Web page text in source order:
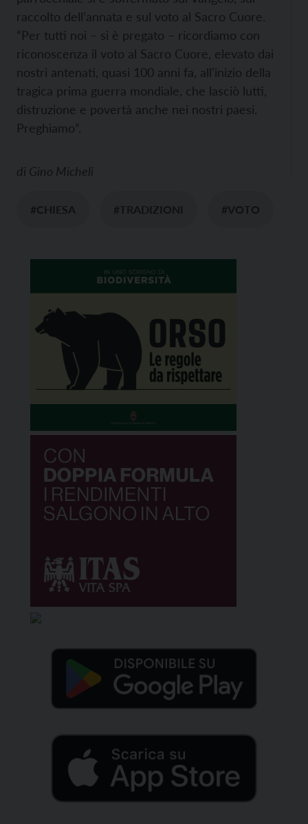
raccolto dell’annata e sul voto al Sacro Cuore.
“Per tutti noi – si è pregato – ricordiamo con
riconoscenza il voto al Sacro Cuore, elevato dai
nostri antenati, quasi 100 anni fa, all’inizio della
tragica prima guerra mondiale, che lasciò lutti,
distruzione e povertà anche nei nostri paesi.
Preghiamo”.
di Gino Micheli
#CHIESA #TRADIZIONI #VOTO